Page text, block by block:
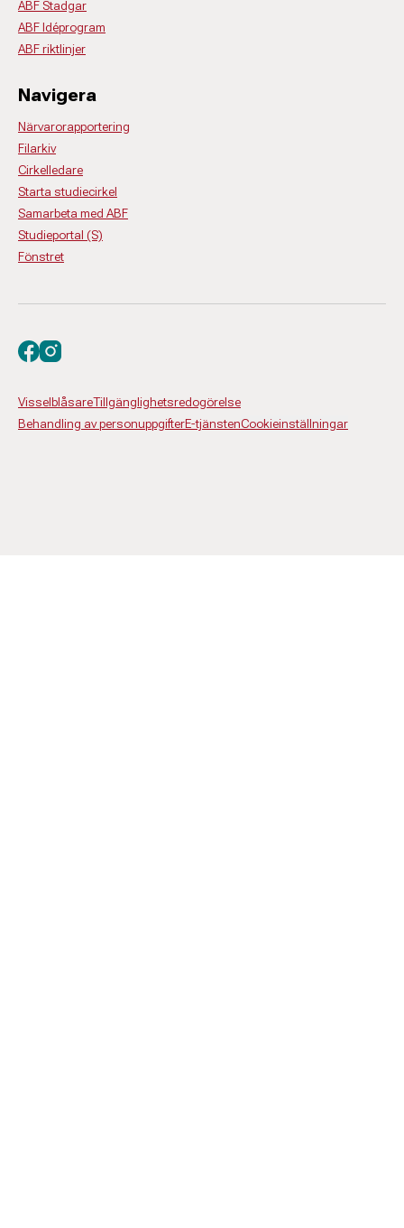
ABF Stadgar
ABF Idéprogram
ABF riktlinjer
Navigera
Närvarorapportering
Filarkiv
Cirkelledare
Starta studiecirkel
Samarbeta med ABF
Studieportal (S)
Fönstret
VisselblåsareTillgänglighetsredogörelse
Behandling av personuppgifterE-tjänstenCookieinställningar
Besök oss på facebook
Besök oss på instagram